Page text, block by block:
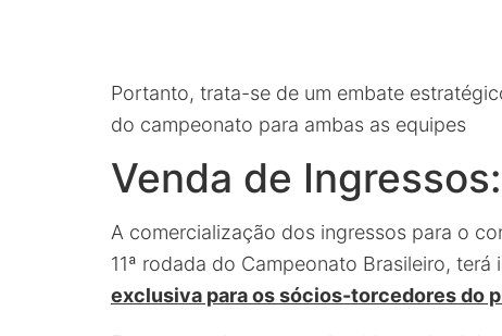
Portanto, trata-se de um embate
do campeonato para ambas as equipes
Venda de
A comercialização dos ingressos para o
11ª rodada do Campeonato Brasileiro, terá
exclusiva para os sócios-torcedores do